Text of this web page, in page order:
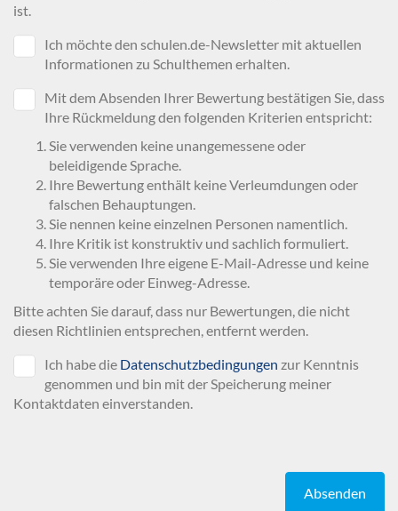
ist.
Ich möchte den schulen.de-Newsletter mit aktuellen
Informationen zu Schulthemen erhalten.
Mit dem Absenden Ihrer Bewertung bestätigen Sie, dass
Ihre Rückmeldung den folgenden Kriterien entspricht:
Sie verwenden keine unangemessene oder
beleidigende Sprache.
Ihre Bewertung enthält keine Verleumdungen oder
falschen Behauptungen.
Sie nennen keine einzelnen Personen namentlich.
Ihre Kritik ist konstruktiv und sachlich formuliert.
Sie verwenden Ihre eigene E-Mail-Adresse und keine
temporäre oder Einweg-Adresse.
Bitte achten Sie darauf, dass nur Bewertungen, die nicht
diesen Richtlinien entsprechen, entfernt werden.
Ich habe die Datenschutzbedingungen zur Kenntnis
genommen und bin mit der Speicherung meiner
Kontaktdaten einverstanden.
Absenden